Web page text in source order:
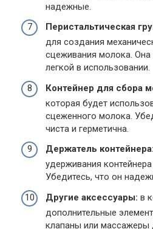
надежные.
Перистальтическая
для создания
сцеживания молока.
легкой в использовании.
Контейнер для сбора
которая будет
сцеженного молока.
чиста и герметична.
Держатель контейнера:
удерживания
Убедитесь, что он
Другие аксессуары: в
дополнительные
клапаны или массажеры